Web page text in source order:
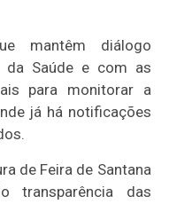
mantêm diálogo
da Saúde e com as
para monitorar a
já há notificações
de Feira de Santana
transparência das